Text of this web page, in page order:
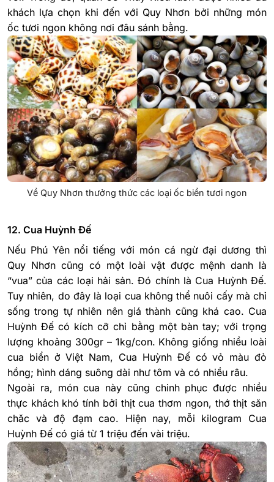
khách lựa chọn khi đến với Quy Nhơn bởi những món
ốc tươi ngon không nơi đâu sánh bằng.
Về Quy Nhơn thưởng thức các loại ốc biển tươi ngon
12. Cua Huỳnh Đế
Nếu Phú Yên nổi tiếng với món cá ngừ đại dương thì
Quy Nhơn cũng có một loài vật được mệnh danh là
“vua” của các loại hải sản. Đó chính là Cua Huỳnh Đế.
Tuy nhiên, do đây là loại cua không thể nuôi cấy mà chỉ
sống trong tự nhiên nên giá thành cũng khá cao. Cua
Huỳnh Đế có kích cỡ chỉ bằng một bàn tay; với trọng
lượng khoảng 300gr – 1kg/con. Không giống nhiều loài
cua biển ở Việt Nam, Cua Huỳnh Đế có vỏ màu đỏ
hồng; hình dáng suông dài như tôm và có nhiều râu.
Ngoài ra, món cua này cũng chinh phục được nhiều
thực khách khó tính bởi thịt cua thơm ngon, thớ thịt săn
chăc và độ đạm cao. Hiện nay, mỗi kilogram Cua
Huỳnh Đế có giá từ 1 triệu đến vài triệu.